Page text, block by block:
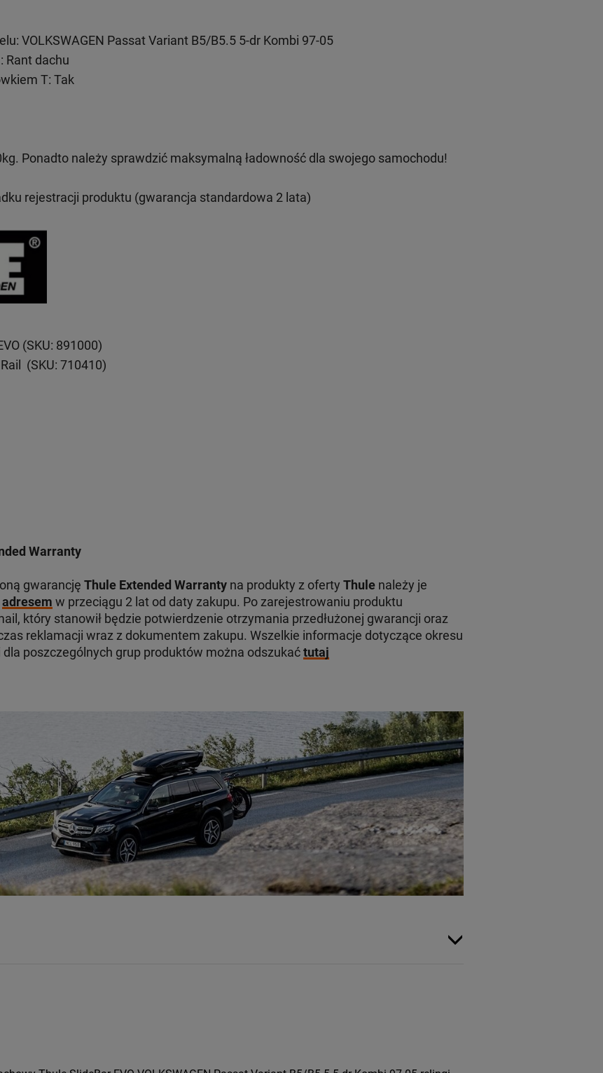
VOLKSWAGEN Passat Variant B5/B5.5 5-dr Kombi 97-05
Rant dachu
T: Tak
Ponadto należy sprawdzić maksymalną ładowność dla swojego samochodu!
rejestracji produktu (gwarancja standardowa 2 lata)
(SKU: 891000)
(SKU: 710410)
Warranty
gwarancję Thule Extended Warrantyna produkty z oferty Thulenależy je
adresem w przeciągu 2 lat od daty zakupu. Po zarejestrowaniu produktu
który stanowił będzie potwierdzenie otrzymania przedłużonej gwarancji oraz
reklamacji wraz z dokumentem zakupu. Wszelkie informacje dotyczące okresu
dla poszczególnych grup produktów można odszukaćtutaj